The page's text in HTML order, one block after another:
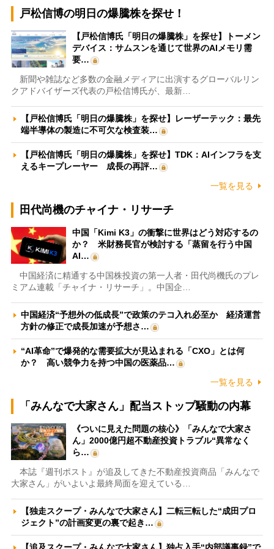
戸松信博の明日の爆騰株を探せ！
【戸松信博氏「明日の爆騰株」を探せ】トーメン
デバイス：サムスンを通じて世界のAIメモリ需
要…
新聞や雑誌など多数の金融メディアに出演するグローバルリン
クアドバイザーズ代表の戸松信博氏が、最新…
【戸松信博氏「明日の爆騰株」を探せ】レーザーテック：最先
端半導体の製造に不可欠な検査装…
【戸松信博氏「明日の爆騰株」を探せ】TDK：AIインフラを支
えるキープレーヤー 成長の再評…
一覧を見る
田代尚機のチャイナ・リサーチ
中国「Kimi K3」の衝撃に世界はどう対応するの
か？ 米財務長官が検討する「蒸留を行う中国
AI…
中国経済に精通する中国株投資の第一人者・田代尚機氏のプレ
ミアム連載「チャイナ・リサーチ」。中国企…
中国経済“予想外の低成長”で政策のテコ入れ必至か 経済運営
方針の修正で成長加速が予想さ…
“AI革命”で爆発的な需要拡大が見込まれる「CXO」とは何
か？ 高い競争力を持つ中国の医薬品…
一覧を見る
「みんなで大家さん」配当ストップ騒動の内幕
《ついに見えた問題の核心》「みんなで大家さ
ん」2000億円超不動産投資トラブル“異常なく
ら…
本誌『週刊ポスト』が追及してきた不動産投資商品「みんなで
大家さん」がいよいよ最終局面を迎えている…
【独走スクープ・みんなで大家さん】二転三転した“成田プロ
ジェクト”の計画変更の裏で起き…